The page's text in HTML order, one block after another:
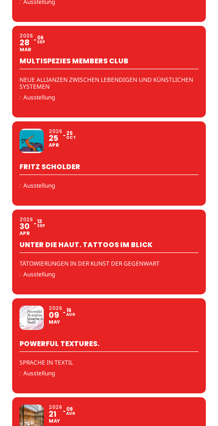
2026
28
MAR
06
SEP
MULTISPEZIES MEMBERS CLUB
NEUE ALLIANZEN ZWISCHEN LEBENDIGEN UND KÜNSTLICHEN
SYSTEMEN
: Ausstellung
2026
25
APR
25
OCT
FRITZ SCHOLDER
: Ausstellung
2026
30
APR
13
SEP
UNTER DIE HAUT. TATTOOS IM BLICK
TÄTOWIERUNGEN IN DER KUNST DER GEGENWART
: Ausstellung
2026
09
MAY
16
AUG
POWERFUL TEXTURES.
SPRACHE IN TEXTIL
: Ausstellung
2026
21
MAY
09
AUG